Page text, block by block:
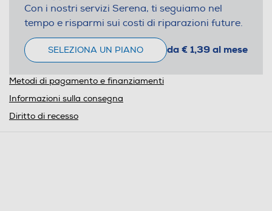
Con i nostri servizi Serena, ti seguiamo nel
tempo e risparmi sui costi di riparazioni future.
SELEZIONA UN PIANO da € 1,39 al mese
Metodi di pagamento e finanziamenti
Informazioni sulla consegna
Diritto di recesso